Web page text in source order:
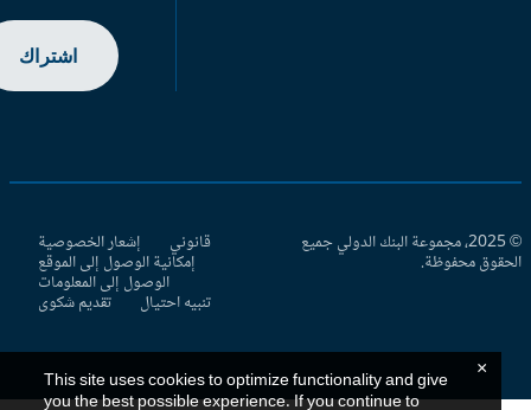
اشتراك
© 2025، مجموعة البنك الدولي جميع
محفوظة.
قانوني إشعار الخصوصية
إمكانية الوصول إلى الموقع
الوصول إلى المعلومات
تنبيه احتيال تقديم شكوى
This site uses cookies to optimize functionality and give
you the best possible experience. If you continue to